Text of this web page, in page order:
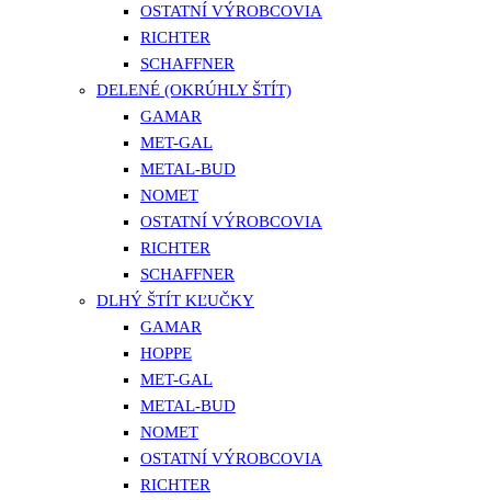
OSTATNÍ VÝROBCOVIA
RICHTER
SCHAFFNER
DELENÉ (OKRÚHLY ŠTÍT)
GAMAR
MET-GAL
METAL-BUD
NOMET
OSTATNÍ VÝROBCOVIA
RICHTER
SCHAFFNER
DLHÝ ŠTÍT KĽUČKY
GAMAR
HOPPE
MET-GAL
METAL-BUD
NOMET
OSTATNÍ VÝROBCOVIA
RICHTER